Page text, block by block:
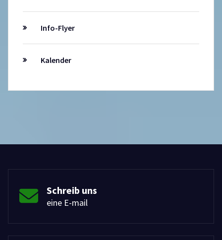
Info-Flyer
Kalender
Schreib uns
eine E-mail